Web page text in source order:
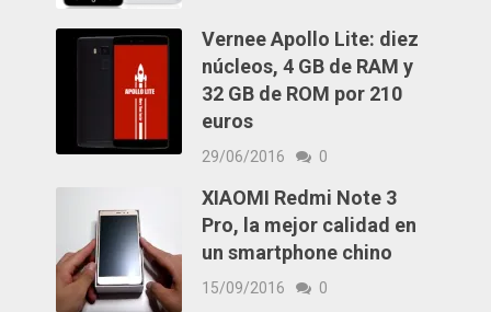
Vernee Apollo Lite: diez
núcleos, 4 GB de RAM y
32 GB de ROM por 210
euros
29/06/2016 0
XIAOMI Redmi Note 3
Pro, la mejor calidad en
un smartphone chino
15/09/2016 0